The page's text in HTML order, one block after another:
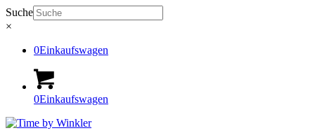
Suche
×
0Einkaufswagen
0Einkaufswagen